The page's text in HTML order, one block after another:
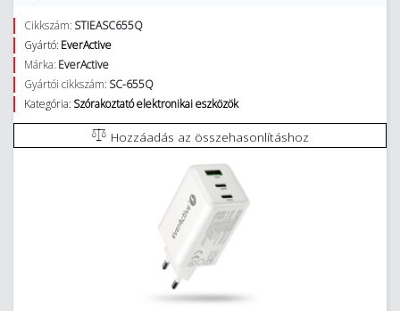
Cikkszám: STIEASC655Q
Gyártó: EverActive
Márka: EverActive
Gyártói cikkszám: SC-655Q
Kategória: Szórakoztató elektronikai eszközök
Hozzáadás az összehasonlításhoz